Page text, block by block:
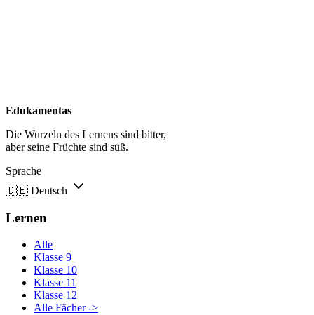
Edukamentas
Die Wurzeln des Lernens sind bitter,
aber seine Früchte sind süß.
Sprache
🇩🇪 Deutsch
Lernen
Alle
Klasse 9
Klasse 10
Klasse 11
Klasse 12
Alle Fächer ->